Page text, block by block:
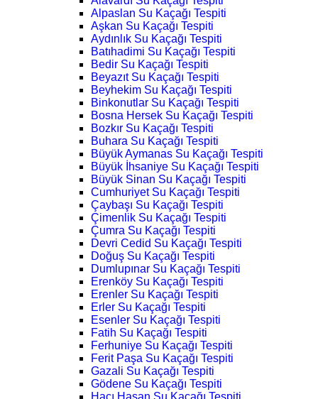
Alpaslan Su Kaçağı Tespiti
Aşkan Su Kaçağı Tespiti
Aydınlık Su Kaçağı Tespiti
Batıhadimi Su Kaçağı Tespiti
Bedir Su Kaçağı Tespiti
Beyazıt Su Kaçağı Tespiti
Beyhekim Su Kaçağı Tespiti
Binkonutlar Su Kaçağı Tespiti
Bosna Hersek Su Kaçağı Tespiti
Bozkır Su Kaçağı Tespiti
Buhara Su Kaçağı Tespiti
Büyük Aymanas Su Kaçağı Tespiti
Büyük İhsaniye Su Kaçağı Tespiti
Büyük Sinan Su Kaçağı Tespiti
Cumhuriyet Su Kaçağı Tespiti
Çaybaşı Su Kaçağı Tespiti
Çimenlik Su Kaçağı Tespiti
Çumra Su Kaçağı Tespiti
Devri Cedid Su Kaçağı Tespiti
Doğuş Su Kaçağı Tespiti
Dumlupınar Su Kaçağı Tespiti
Erenköy Su Kaçağı Tespiti
Erenler Su Kaçağı Tespiti
Erler Su Kaçağı Tespiti
Esenler Su Kaçağı Tespiti
Fatih Su Kaçağı Tespiti
Ferhuniye Su Kaçağı Tespiti
Ferit Paşa Su Kaçağı Tespiti
Gazali Su Kaçağı Tespiti
Gödene Su Kaçağı Tespiti